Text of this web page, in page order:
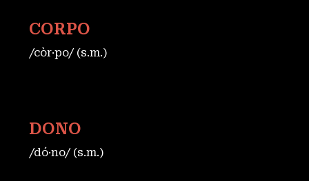
CORPO
/còr·po/ (s.m.)
DONO
/dó·no/ (s.m.)